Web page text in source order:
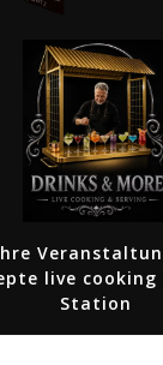
live cooking
Station